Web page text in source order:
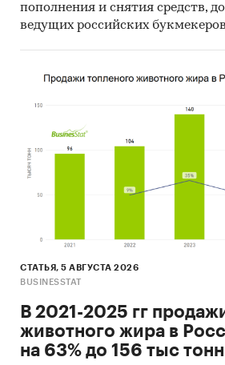
пополнения и снятия средств,
ведущих российских
СТАТЬЯ, 5 АВГУСТА 2026
BUSINESSTAT
В 2021-2025 гг
животного жира в
на 63% до 156 тыс